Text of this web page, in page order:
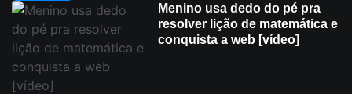
Menino usa dedo do pé pra
resolver lição de matemática e
conquista a web [vídeo]